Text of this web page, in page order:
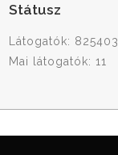
Státusz
Látogatók: 825403
Mai látogatók: 11